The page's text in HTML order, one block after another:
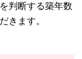
判断する築年数
きます。